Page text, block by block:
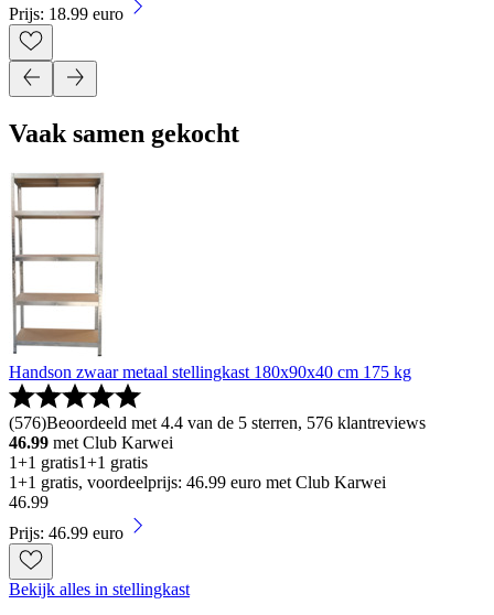
Prijs: 18.99 euro
Vaak samen gekocht
Handson zwaar metaal stellingkast 180x90x40 cm 175 kg
(576)Beoordeeld met 4.4 van de 5 sterren, 576 klantreviews
46.99 met Club Karwei
1+1 gratis1+1 gratis
1+1 gratis, voordeelprijs: 46.99 euro met Club Karwei
46.99
Prijs: 46.99 euro
Bekijk alles in stellingkast